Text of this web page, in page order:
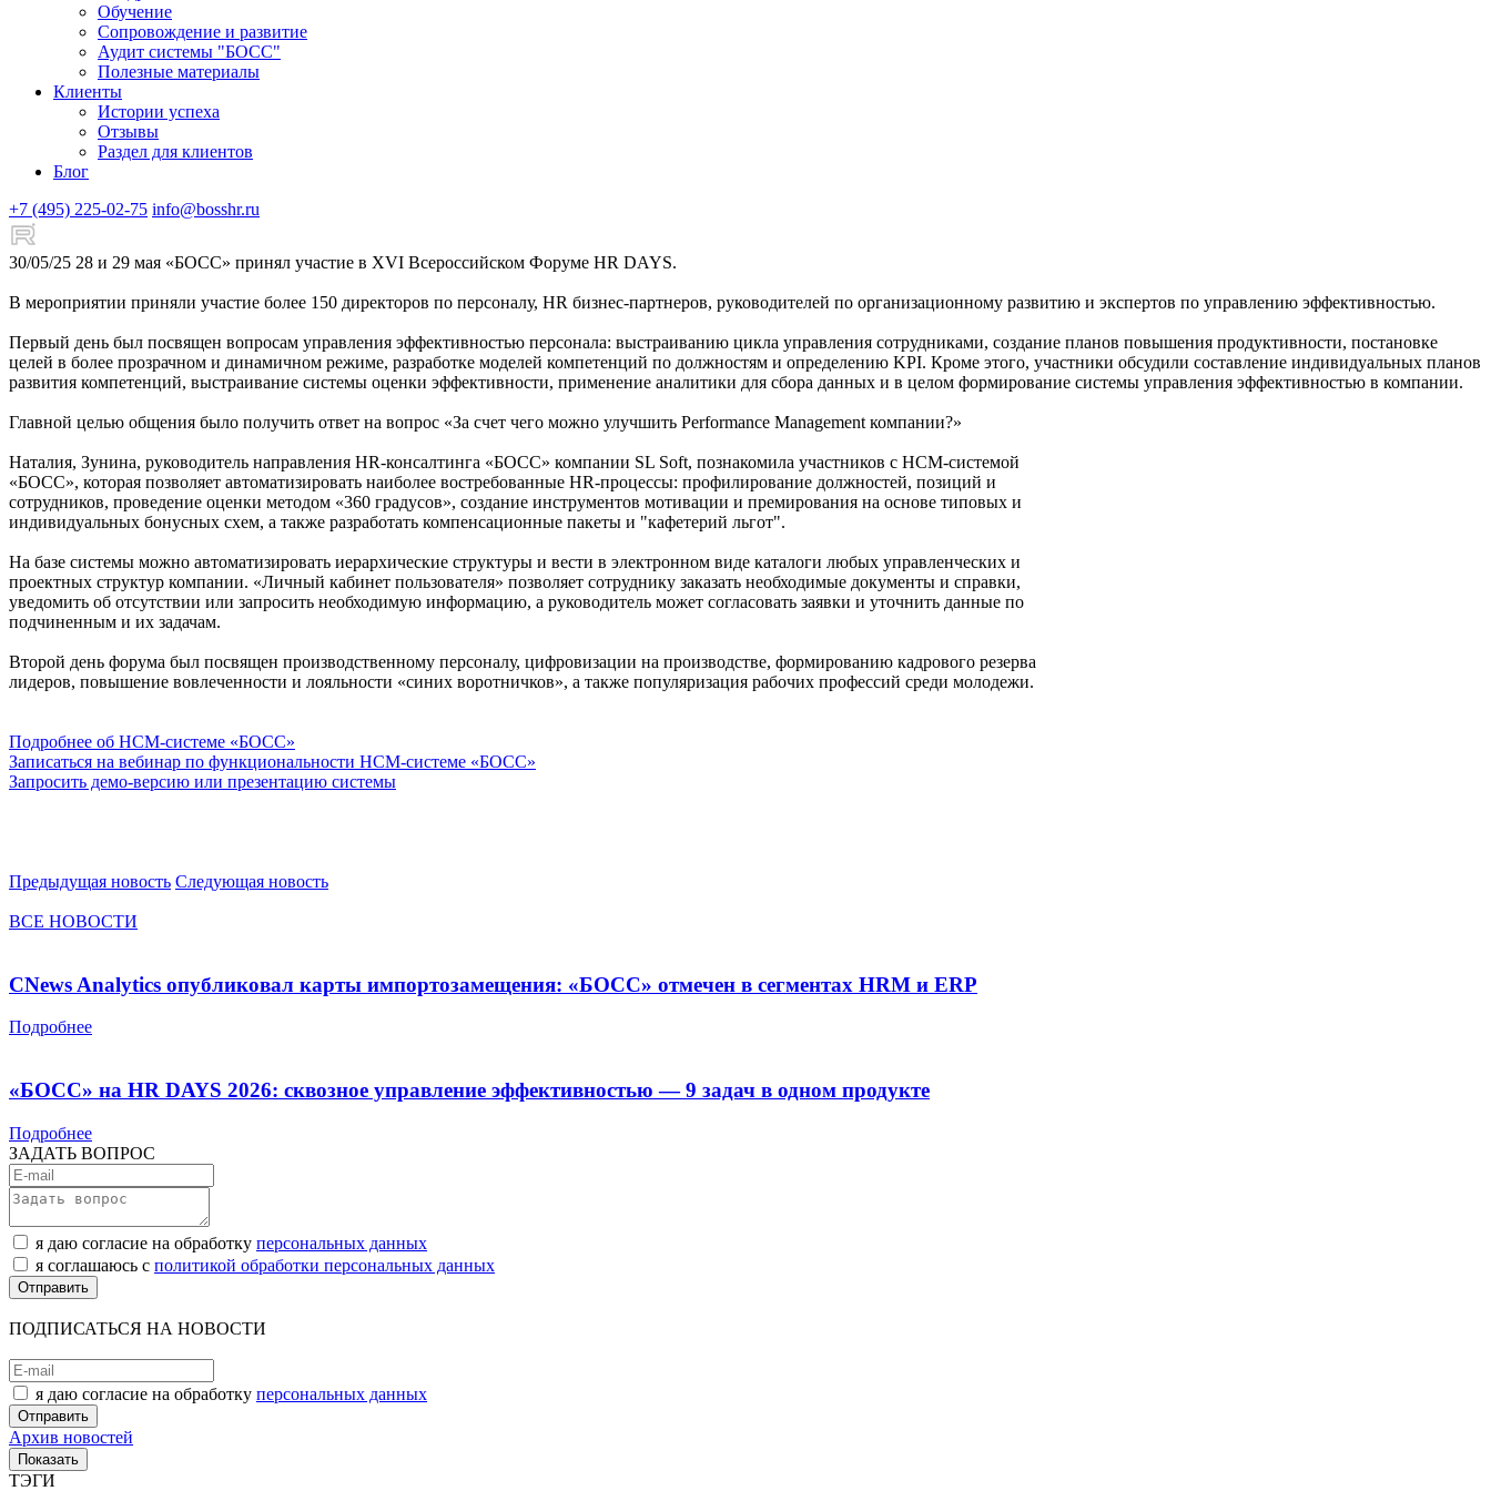
Обучение
Сопровождение и развитие
Аудит системы "БОСС"
Полезные материалы
Клиенты
Истории успеха
Отзывы
Раздел для клиентов
Блог
+7 (495) 225-02-75 info@bosshr.ru
30/05/25 28 и 29 мая «БОСС» принял участие в XVI Всероссийском Форуме HR DAYS.
В мероприятии приняли участие более 150 директоров по персоналу, HR бизнес-партнеров, руководителей по организационному развитию и экспертов по управлению эффективностью.
Первый день был посвящен вопросам управления эффективностью персонала: выстраиванию цикла управления сотрудниками, создание планов повышения продуктивности, постановке
целей в более прозрачном и динамичном режиме, разработке моделей компетенций по должностям и определению KPI. Кроме этого, участники обсудили составление индивидуальных планов
развития компетенций, выстраивание системы оценки эффективности, применение аналитики для сбора данных и в целом формирование системы управления эффективностью в компании.
Главной целью общения было получить ответ на вопрос «За счет чего можно улучшить Performance Management компании?»
Наталия, Зунина, руководитель направления HR-консалтинга «БОСС» компании SL Soft, познакомила участников с HCM-системой
«БОСС», которая позволяет автоматизировать наиболее востребованные HR-процессы: профилирование должностей, позиций и
сотрудников, проведение оценки методом «360 градусов», создание инструментов мотивации и премирования на основе типовых и
индивидуальных бонусных схем, а также разработать компенсационные пакеты и "кафетерий льгот".
На базе системы можно автоматизировать иерархические структуры и вести в электронном виде каталоги любых управленческих и
проектных структур компании. «Личный кабинет пользователя» позволяет сотруднику заказать необходимые документы и справки,
уведомить об отсутствии или запросить необходимую информацию, а руководитель может согласовать заявки и уточнить данные по
подчиненным и их задачам.
Второй день форума был посвящен производственному персоналу, цифровизации на производстве, формированию кадрового резерва
лидеров, повышение вовлеченности и лояльности «синих воротничков», а также популяризация рабочих профессий среди молодежи.
Подробнее об HCM-системе «БОСС»
Записаться на вебинар по функциональности HCM-системе «БОСС»
Запросить демо-версию или презентацию системы
Предыдущая новость Следующая новость
ВСЕ НОВОСТИ
CNews Analytics опубликовал карты импортозамещения: «БОСС» отмечен в сегментах HRM и ERP
Подробнее
«БОСС» на HR DAYS 2026: сквозное управление эффективностью — 9 задач в одном продукте
Подробнее
ЗАДАТЬ ВОПРОС
я даю согласие на обработку персональных данных
я соглашаюсь с политикой обработки персональных данных
ПОДПИСАТЬСЯ НА НОВОСТИ
я даю согласие на обработку персональных данных
Архив новостей
ТЭГИ